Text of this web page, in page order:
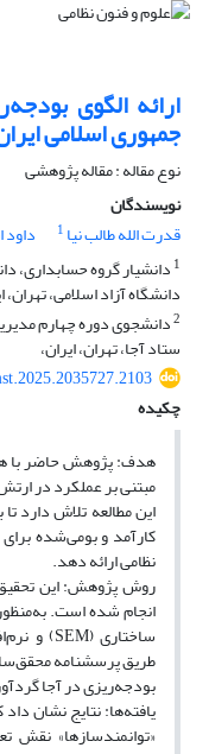
ارائه الگوی
جمهوری اسلامی
نوع مقاله : مقاله پژوهشی
نویسندگان
قدرت الله طالب نیا 1 داود
1 دانشیار گروه حسابداری،
دانشگاه آزاد اسلامی، تهران،
2دانشجوی دوره چهارم
ستاد آجا، تهران، ایران،
چکیده
هدف: پژوهش حاضر با
مبتنی بر عملکرد در
این مطالعه تلاش دارد
کارآمد و بومی‌شده برای
نظامی ارائه دهد.
روش پژوهش: این
انجام شده است.
طریق پرسشنامه
بودجه‌ریزی در آجا
یافته‌ها: نتایج نشان
«توانمندسازها» نقش